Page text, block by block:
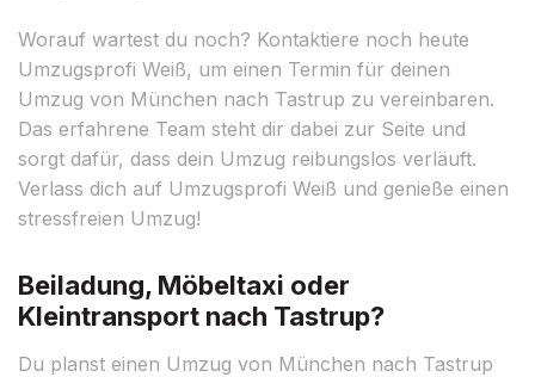
Worauf wartest du noch? Kontaktiere noch heute
Umzugsprofi Weiß, um einen Termin für deinen
Umzug von München nach Tastrup zu vereinbaren.
Das erfahrene Team steht dir dabei zur Seite und
sorgt dafür, dass dein Umzug reibungslos verläuft.
Verlass dich auf Umzugsprofi Weiß und genieße einen
stressfreien Umzug!
Beiladung, Möbeltaxi oder
Kleintransport nach Tastrup?
Du planst einen Umzug von München nach Tastrup